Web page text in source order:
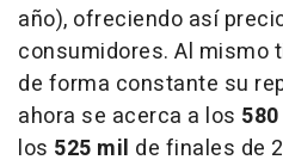
año), ofreciendo así
consumidores. Al mismo
de forma constante su
ahora se acerca a los
los 525 mil de finales de